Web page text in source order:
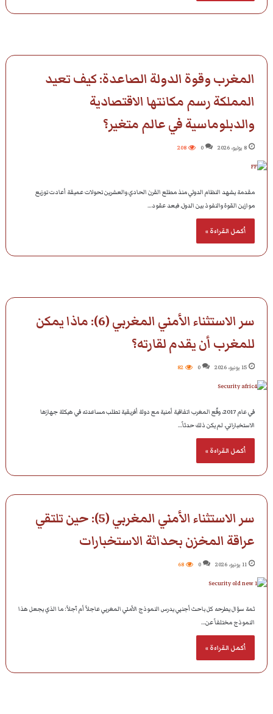
المغرب وقوة الدولة الصاعدة: كيف تعيد
المملكة رسم مكانتها الاقتصادية
والدبلوماسية في عالم متغير؟
8 يوليو، 2026 0
208
مقدمة يشهد النظام الدولي منذ مطلع القرن الحادي والعشرين تحولات عميقة أعادت توزيع
موازين القوة والنفوذ بين الدول. فبعد عقود…
أكمل القراءة »
سر الاستثناء الأمني المغربي (6): ماذا يمكن
للمغرب أن يقدم لقارته؟
15 يونيو، 2026 0
82
في عام 2017، وقّع المغرب اتفاقية أمنية مع دولة أفريقية تطلب مساعدته في هيكلة جهازها
الاستخباراتي. لم يكن ذلك حدثاً…
أكمل القراءة »
سر الاستثناء الأمني المغربي (5): حين تلتقي
عراقة المخزن بحداثة الاستخبارات
11 يونيو، 2026 0
68
ثمة سؤال يطرحه كل باحث أجنبي يدرس النموذج الأمني المغربي عاجلاً أم آجلاً: ما الذي يجعل هذا
النموذج مختلفاً عن…
أكمل القراءة »